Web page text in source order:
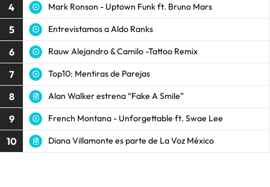
4 Mark Ronson - Uptown Funk ft. Bruno Mars
5 Entrevistamos a Aldo Ranks
6 Rauw Alejandro & Camilo -Tattoo Remix
7 Top10: Mentiras de Parejas
8 Alan Walker estrena “Fake A Smile”
9 French Montana - Unforgettable ft. Swae Lee
10 Diana Villamonte es parte de La Voz México